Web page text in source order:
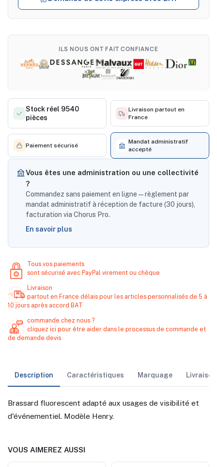
ILS NOUS ONT FAIT CONFIANCE
Stock réel 9540
pièces
Livraison partout en
France
Paiement sécurisé
Mandat administratif
accepté
Vous êtes une administration ou une collectivité
?
Commandez sans paiement en ligne — règlement par
mandat administratif à réception de facture (30 jours),
facturation via Chorus Pro.
En savoir plus
Tous vos paiements
sont sécurisé avec PayPal virement ou chèque
Livraison
partout en France délais pour les articles personnalisés de 5 à
10 jours après accord BAT
commande chez nous ?
cliquez ici pour être aider dans le processus de commande et
de demande devis
Description Caractéristiques Marquage
Brassard fluorescent adapté aux usages de visibilité et
d'événementiel. Modèle Henry.
VOUS AIMEREZ AUSSI